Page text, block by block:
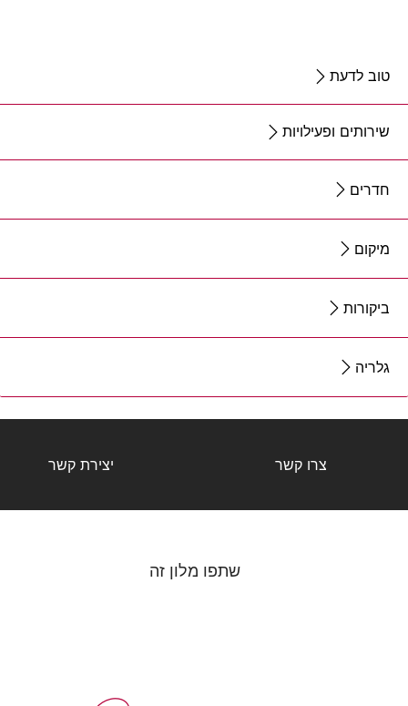
טוב לדעת
שירותים ופעילויות
חדרים
מיקום
ביקורות
גלריה
צרו קשר יצירת קשר
שתפו מלון זה